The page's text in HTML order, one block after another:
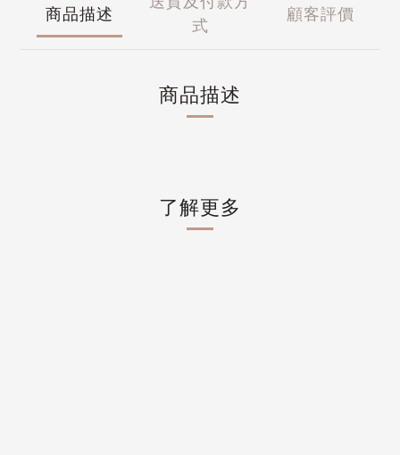
商品描述
式
顧客評價
商品描述
了解更多